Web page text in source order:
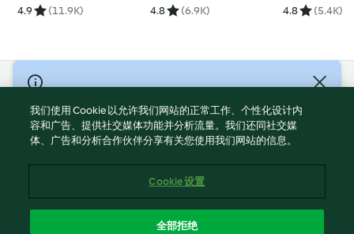
4.9 (11.9K) 4.8 (6.9K) 4.8 (5.4K)
© Copyright 2021-2023 福维克信息科技(上海)有限公司 版权所有
2026
使用规定
Cookies
我们使用 Cookie 以允许我们网站的正常工作、个性化设计内
容和广告、提供社交媒体功能并分析流量。我们还同社交媒
体、广告和分析合作伙伴分享有关您使用我们网站的信息。
Cookie 设置
全部拒绝